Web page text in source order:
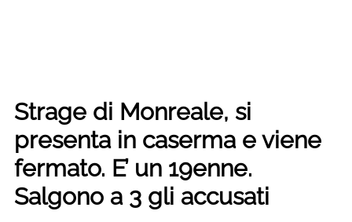
Strage di Monreale, si
presenta in caserma e viene
fermato. E’ un 19enne.
Salgono a 3 gli accusati